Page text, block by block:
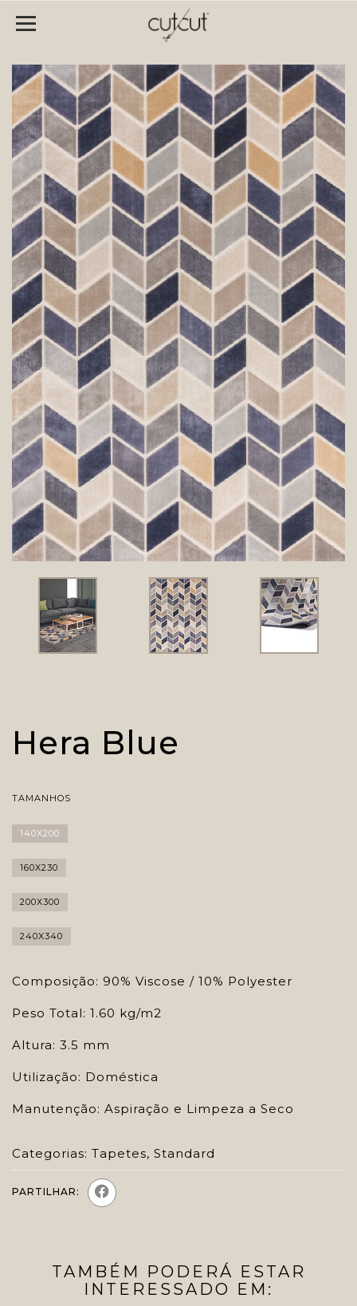
Hera Blue
TAMANHOS
140X200
160X230
200X300
240X340
Composição: 90% Viscose / 10% Polyester
Peso Total: 1.60 kg/m2
Altura: 3.5 mm
Utilização: Doméstica
Manutenção: Aspiração e Limpeza a Seco
Categorias: Tapetes, Standard
PARTILHAR:
TAMBÉM PODERÁ ESTAR
INTERESSADO EM: